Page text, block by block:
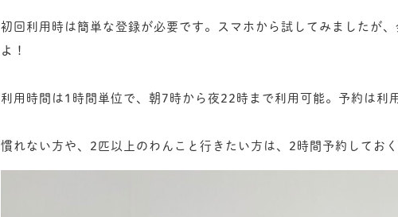
初回利用時は簡単な登録が必要です。スマホから試してみましたが
よ！
利用時間は1時間単位で、朝7時から夜22時まで利用可能。予約は利
慣れない方や、2匹以上のわんこと行きたい方は、2時間予約しておく